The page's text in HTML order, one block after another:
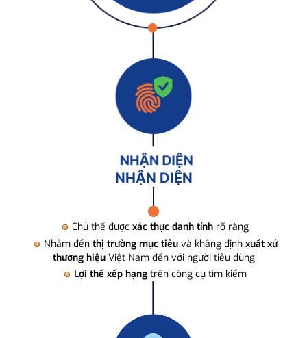
NHẬN DIỆN
Chủ thể được xác thực danh tính rõ ràng
Nhắm đến thị trường mục tiêuvà khẳng định xuất xứ
thương hiệuViệt Nam đến với người tiêu dùng
Lợi thế xếp hạng trên công cụ tìm kiếm